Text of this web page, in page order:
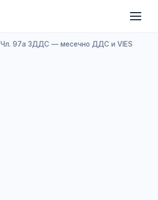
Чл. 97а ЗДДС — месечно ДДС и VIES